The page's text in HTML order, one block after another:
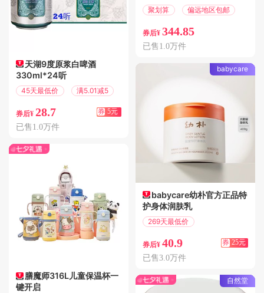
天湖9度原浆白啤酒
330ml*24听
45天最低价 满5.01减5
券后¥ 28.7 券 5元
已售1.0万件
膳魔师316L儿童保温杯一
键开启
聚划算 偏远地区包邮
券后¥ 344.85
已售1.0万件
babycare
babycare幼朴官方正品特
护身体润肤乳
269天最低价
券后¥ 40.9 券 25元
已售3.0万件
自然堂